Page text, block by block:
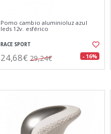
Pomo cambio aluminioluz azul
leds 12v. esférico
RACE SPORT
24,68€ 29,24€ - 16%